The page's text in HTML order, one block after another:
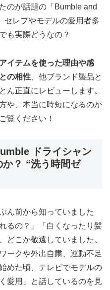
のが話題の「Bumble and
セレブやモデルの愛用者多
も実際どうなの？
イテムを使った理由や感
の相性 、他ブランド製品と
ん正直にレビューします。
や、本当に時短になるのか
覧ください！
ドライシャン
？ “洗う時間ゼ
ん前から知っていました
るの？」「白くなったり髪
どこか敬遠していました。
ークや外出自粛、運動不足
めた頃、テレビでモデルの
愛用」と話しているのを見